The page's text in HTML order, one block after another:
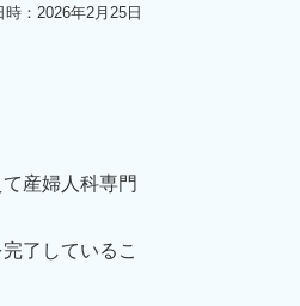
時：2026年2月25日
産婦人科専門
了しているこ